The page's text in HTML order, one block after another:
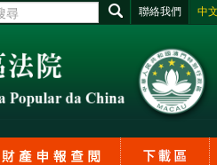
聯絡我們 中文